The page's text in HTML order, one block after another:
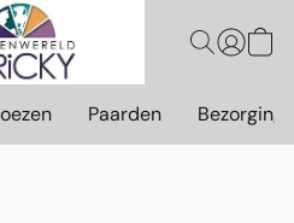
Paarden Bezorging